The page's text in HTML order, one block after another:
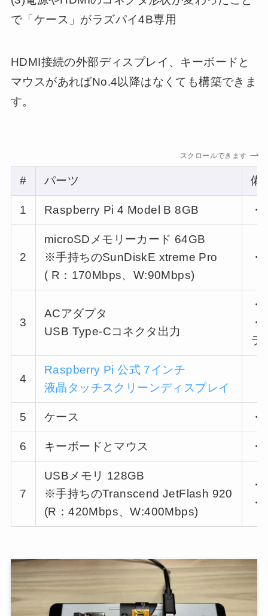
で「ケース」がラズパイ4B専用
HDMI接続の外部ディスプレイ、キーボードと
マウスがあればNo.4以降はなくても構築できま
す。
スクロールできます
# パーツ 備
1 Raspberry Pi 4 Model B 8GB
2
microSDメモリーカード 64GB
※手持ちのSunDiskE xtreme Pro
( R：170Mbps、W:90Mbps)
3
ACアダプタ
USB Type-Cコネクタ出力
・
ラ
4
Raspberry Pi 公式 7インチ
液晶タッチスクリーンディスプレイ
5 ケース
6 キーボードとマウス
7
USBメモリ 128GB
※手持ちのTranscend JetFlash 920
(R：420Mbps、W:400Mbps)